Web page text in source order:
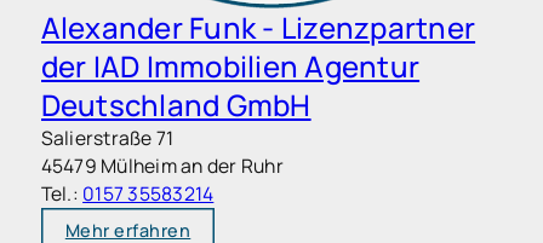
Alexander Funk - Lizenzpartner
der IAD Immobilien Agentur
Deutschland GmbH
Salierstraße 71
45479 Mülheim an der Ruhr
Tel.: 0157 35583214
Mehr erfahren